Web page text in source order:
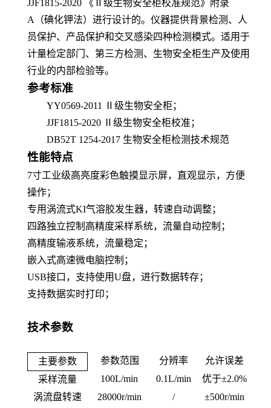
JJF1815-2020 《Ⅱ级生物安全柜校准规范》附录
A（碘化钾法）进行设计的。 仪器提供背景检测、人
员保护、产品保护和交叉感染四种检测模式。 适用于
计量检定部门、第三方检测 、 生物安全柜生产及使用
行业的内部检验等。
参考标准
YY0569-2011 Ⅱ级生物安全柜 ；
JJF1815-2020
Ⅱ级生物安全柜校准 ；
DB52T 1254-2017 生物安全柜检测技术规范
性能特点
7寸工业级高亮度彩色触摸显示屏，直观显示，方便
操作；
专用涡流式KI气溶胶发生器，转速自动调整；
四路独立控制高精度采样系统，流量自动控制 ；
高精度输液系统，流量稳定 ；
嵌入式高速微电脑控制；
USB接口，支持使用U盘，进行数据转存；
支持数据实时打印；
技术参数
主要参数 参数范围 分辨率
允许误差
采样流量
100L/min 0.1L/min 优于±2.0%
涡流盘转速
28000r/min / ±500r/min